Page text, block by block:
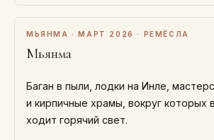
МЬЯНМА · МАРТ 2026 · РЕМЁСЛА
Мьянма
Баган в пыли, лодки на Инле,
и кирпичные храмы, вокруг которых
ходит горячий свет.